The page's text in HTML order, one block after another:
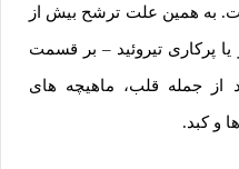
به همین علت ترشح بیش از
یا پرکاری تیروئید – بر قسمت
از جمله قلب، ماهیچه های
و کبد.